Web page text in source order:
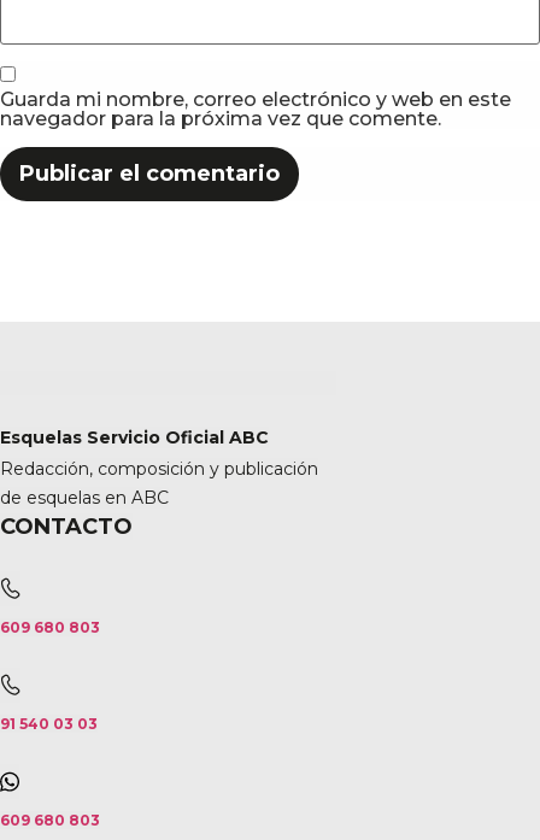
Guarda mi nombre, correo electrónico y web en este
navegador para la próxima vez que comente.
Esquelas Servicio Oficial ABC
Redacción, composición y publicación
de esquelas en ABC
CONTACTO
609 680 803
91 540 03 03
609 680 803